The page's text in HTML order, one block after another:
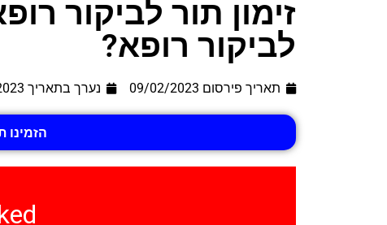
זימון תור לביקור
לביקור רופא?
תאריך פירסום 09/02/2023 נערך בתאריך
הזמינו